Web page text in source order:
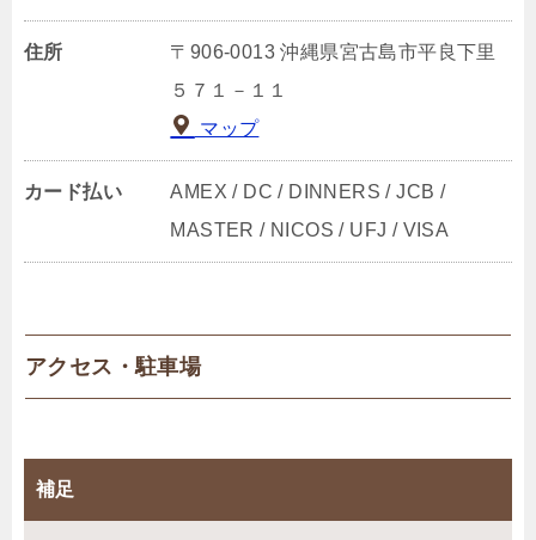
住所
〒906-0013 沖縄県宮古島市平良下里
５７１－１１
マップ
カード払い
AMEX / DC / DINNERS / JCB /
MASTER / NICOS / UFJ / VISA
アクセス・駐車場
補足